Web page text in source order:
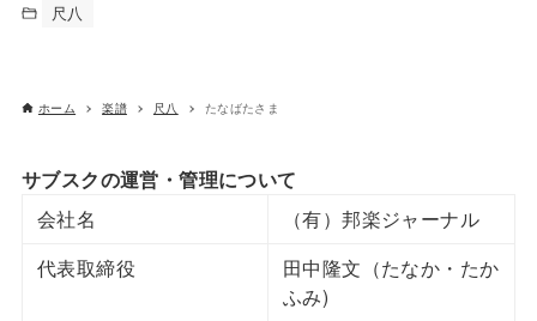
尺八
ホーム 楽譜 尺八 たなばたさま
サブスクの運営・管理について
会社名
（有）邦楽ジャーナル
代表取締役
田中隆文（たなか・たか
ふみ)